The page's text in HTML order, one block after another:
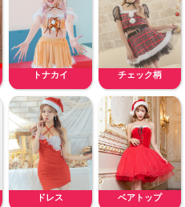
トナカイ チェック柄
ドレス ベアトップ